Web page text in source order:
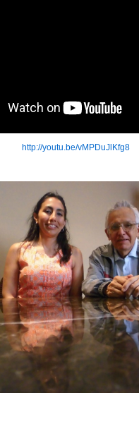
http://youtu.be/vMPDuJlKfg8